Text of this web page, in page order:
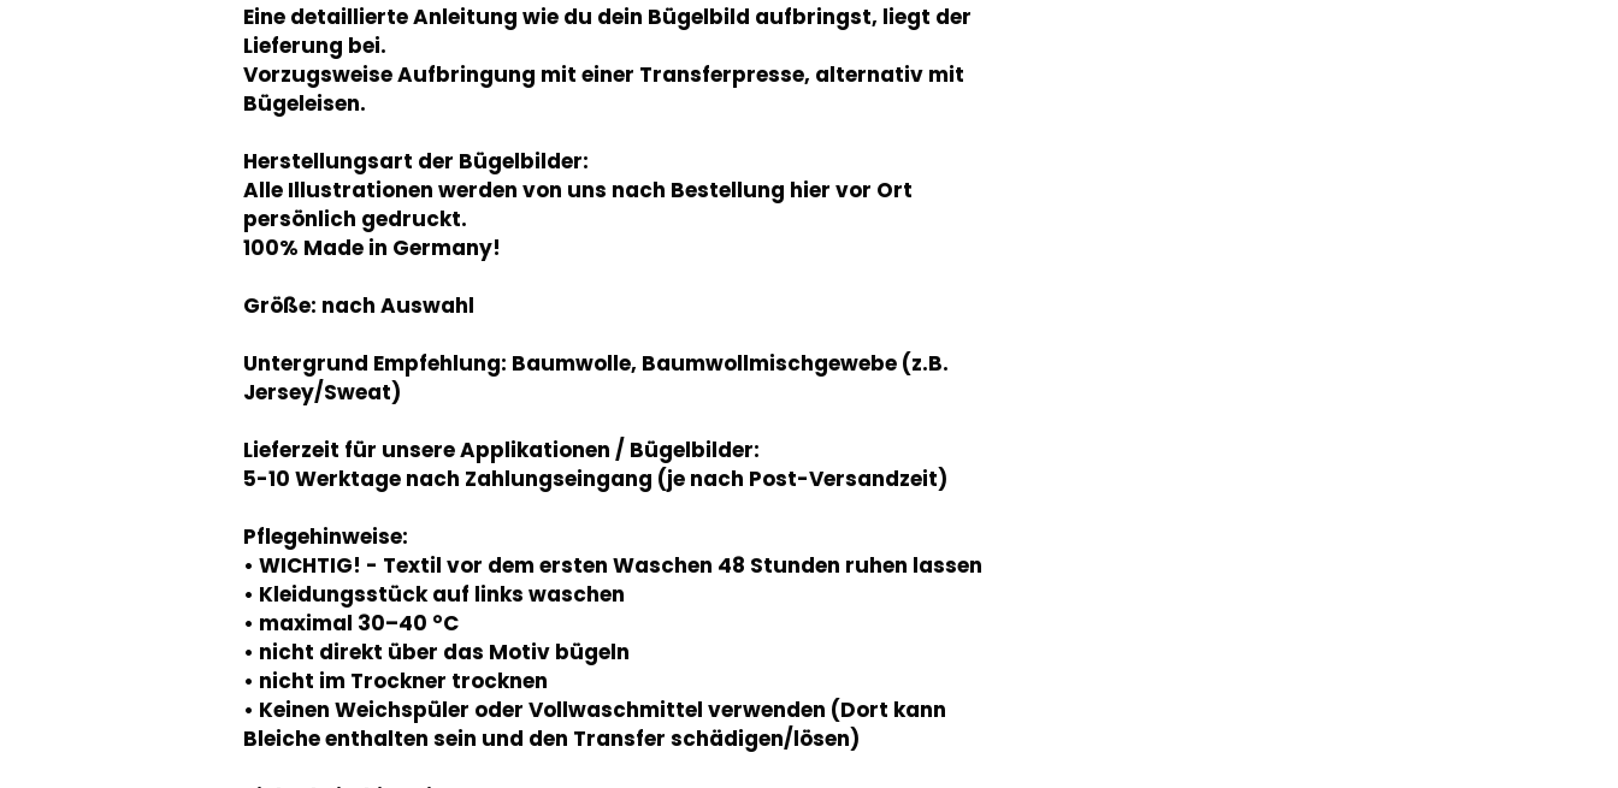
Eine detaillierte Anleitung wie du dein Bügelbild aufbringst, liegt der
Lieferung bei.
Vorzugsweise Aufbringung mit einer Transferpresse, alternativ mit
Bügeleisen.
Herstellungsart der Bügelbilder:
Alle Illustrationen werden von uns nach Bestellung hier vor Ort
persönlich gedruckt.
100% Made in Germany!
Größe: nach Auswahl
Untergrund Empfehlung: Baumwolle, Baumwollmischgewebe (z.B.
Jersey/Sweat)
Lieferzeit für unsere Applikationen / Bügelbilder:
5-10 Werktage nach Zahlungseingang (je nach Post-Versandzeit)
Pflegehinweise:
• WICHTIG! - Textil vor dem ersten Waschen 48 Stunden ruhen lassen
• Kleidungsstück auf links waschen
• maximal 30–40 °C
• nicht direkt über das Motiv bügeln
• nicht im Trockner trocknen
• Keinen Weichspüler oder Vollwaschmittel verwenden (Dort kann
Bleiche enthalten sein und den Transfer schädigen/lösen)